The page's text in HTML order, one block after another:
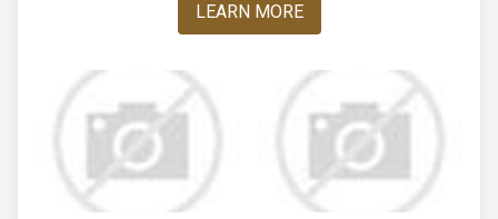
LEARN MORE